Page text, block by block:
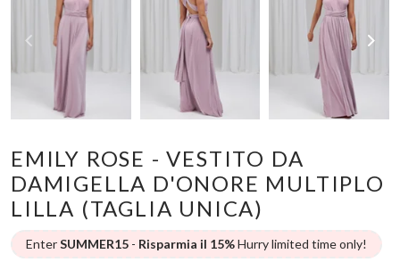
EMILY ROSE - VESTITO DA
DAMIGELLA D'ONORE MULTIPLO
LILLA (TAGLIA UNICA)
EnterSUMMER15 - Risparmia il 15%Hurry limited time only!